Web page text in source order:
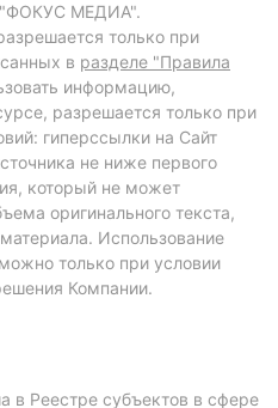
"ФОКУС МЕДИА".
только при
в разделе "Правила
информацию,
разрешается только при
гиперссылки на Сайт
не ниже первого
который не может
оригинального текста,
Использование
только при условии
Компании.
в Реестре субъектов в сфере